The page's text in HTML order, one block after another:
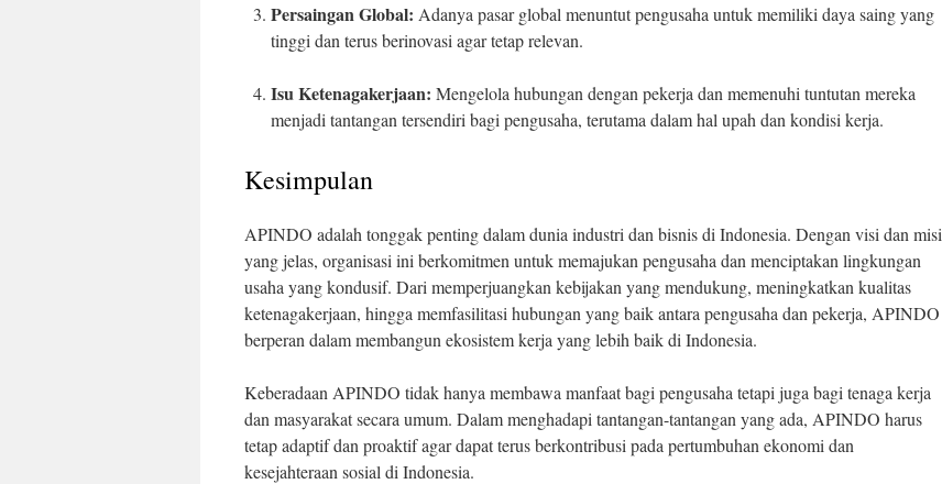
Persaingan Global: Adanya pasar global menuntut pengusaha untuk memiliki daya saing yang
tinggi dan terus berinovasi agar tetap relevan.
Isu Ketenagakerjaan: Mengelola hubungan dengan pekerja dan memenuhi tuntutan mereka
menjadi tantangan tersendiri bagi pengusaha, terutama dalam hal upah dan kondisi kerja.
Kesimpulan
APINDO adalah tonggak penting dalam dunia industri dan bisnis di Indonesia. Dengan visi dan misi
yang jelas, organisasi ini berkomitmen untuk memajukan pengusaha dan menciptakan lingkungan
usaha yang kondusif. Dari memperjuangkan kebijakan yang mendukung, meningkatkan kualitas
ketenagakerjaan, hingga memfasilitasi hubungan yang baik antara pengusaha dan pekerja, APINDO
berperan dalam membangun ekosistem kerja yang lebih baik di Indonesia.
Keberadaan APINDO tidak hanya membawa manfaat bagi pengusaha tetapi juga bagi tenaga kerja
dan masyarakat secara umum. Dalam menghadapi tantangan-tantangan yang ada, APINDO harus
tetap adaptif dan proaktif agar dapat terus berkontribusi pada pertumbuhan ekonomi dan
kesejahteraan sosial di Indonesia.